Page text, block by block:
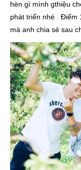
hèn gì mình gthiệu
phát triển nhé . Điểm
mà anh chia sẻ sau